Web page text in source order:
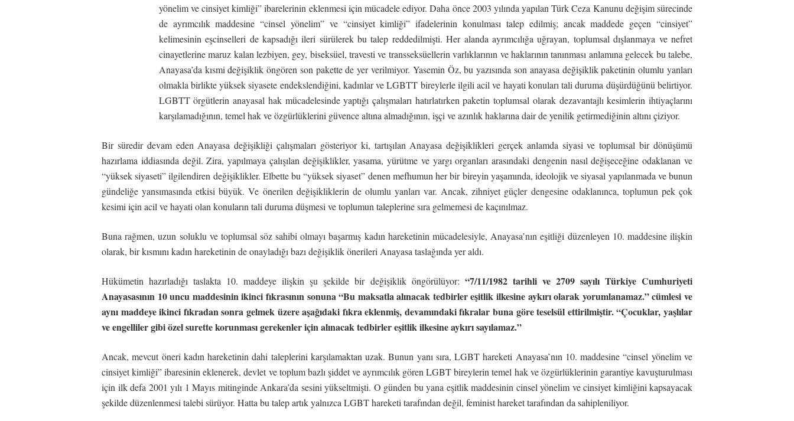
yönelim ve cinsiyet kimliği” ibarelerinin eklenmesi için mücadele ediyor. Daha önce 2003 yılında yapılan Türk Ceza Kanunu değişim sürecinde
de ayrımcılık maddesine “cinsel yönelim” ve “cinsiyet kimliği” ifadelerinin konulması talep edilmiş; ancak maddede geçen “cinsiyet”
kelimesinin eşcinselleri de kapsadığı ileri sürülerek bu talep reddedilmişti. Her alanda ayrımcılığa uğrayan, toplumsal dışlanmaya ve nefret
cinayetlerine maruz kalan lezbiyen, gey, biseksüel, travesti ve transseksüellerin varlıklarının ve haklarının tanınması anlamına gelecek bu talebe,
Anayasa’da kısmi değişiklik öngören son pakette de yer verilmiyor. Yasemin Öz, bu yazısında son anayasa değişiklik paketinin olumlu yanları
olmakla birlikte yüksek siyasete endekslendiğini, kadınlar ve LGBTT bireylerle ilgili acil ve hayati konuları tali duruma düşürdüğünü belirtiyor.
LGBTT örgütlerin anayasal hak mücadelesinde yaptığı çalışmaları hatırlatırken paketin toplumsal olarak dezavantajlı kesimlerin ihtiyaçlarını
karşılamadığının, temel hak ve özgürlüklerini güvence altına almadığının, işçi ve azınlık haklarına dair de yenilik getirmediğinin altını çiziyor.
Bir süredir devam eden Anayasa değişikliği çalışmaları gösteriyor ki, tartışılan Anayasa değişiklikleri gerçek anlamda siyasi ve toplumsal bir dönüşümü
hazırlama iddiasında değil. Zira, yapılmaya çalışılan değişiklikler, yasama, yürütme ve yargı organları arasındaki dengenin nasıl değişeceğine odaklanan ve
“yüksek siyaseti” ilgilendiren değişiklikler. Elbette bu “yüksek siyaset” denen mefhumun her bir bireyin yaşamında, ideolojik ve siyasal yapılanmada ve bunun
gündeliğe yansımasında etkisi büyük. Ve önerilen değişikliklerin de olumlu yanları var. Ancak, zihniyet güçler dengesine odaklanınca, toplumun pek çok
kesimi için acil ve hayati olan konuların tali duruma düşmesi ve toplumun taleplerine sıra gelmemesi de kaçınılmaz.
Buna rağmen, uzun soluklu ve toplumsal söz sahibi olmayı başarmış kadın hareketinin mücadelesiyle, Anayasa’nın eşitliği düzenleyen 10. maddesine ilişkin
olarak, bir kısmını kadın hareketinin de onayladığı bazı değişiklik önerileri Anayasa taslağında yer aldı.
Hükümetin hazırladığı taslakta 10. maddeye ilişkin şu şekilde bir değişiklik öngörülüyor: “7/11/1982 tarihli ve 2709 sayılı Türkiye Cumhuriyeti
Anayasasının 10 uncu maddesinin ikinci fıkrasının sonuna “Bu maksatla alınacak tedbirler eşitlik ilkesine aykırı olarak yorumlanamaz.” cümlesi ve
aynı maddeye ikinci fıkradan sonra gelmek üzere aşağıdaki fıkra eklenmiş, devamındaki fıkralar buna göre teselsül ettirilmiştir. “Çocuklar, yaşlılar
ve engelliler gibi özel surette korunması gerekenler için alınacak tedbirler eşitlik ilkesine aykırı sayılamaz.”
Ancak, mevcut öneri kadın hareketinin dahi taleplerini karşılamaktan uzak. Bunun yanı sıra, LGBT hareketi Anayasa’nın 10. maddesine “cinsel yönelim ve
cinsiyet kimliği” ibaresinin eklenerek, devlet ve toplum bazlı şiddet ve ayrımcılık gören LGBT bireylerin temel hak ve özgürlüklerinin garantiye kavuşturulması
için ilk defa 2001 yılı 1 Mayıs mitinginde Ankara’da sesini yükseltmişti. O günden bu yana eşitlik maddesinin cinsel yönelim ve cinsiyet kimliğini kapsayacak
şekilde düzenlenmesi talebi sürüyor. Hatta bu talep artık yalnızca LGBT hareketi tarafından değil, feminist hareket tarafından da sahipleniliyor.